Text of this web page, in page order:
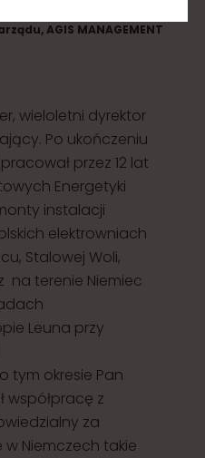
AGIS MANAGEMENT
wieloletni dyrektor
Po ukończeniu
przez 12 lat
Energetyki
instalacji
elektrowniach
Stalowej Woli,
na terenie Niemiec
Leuna przy
tym okresie Pan
współpracę z
za
Niemczech takie